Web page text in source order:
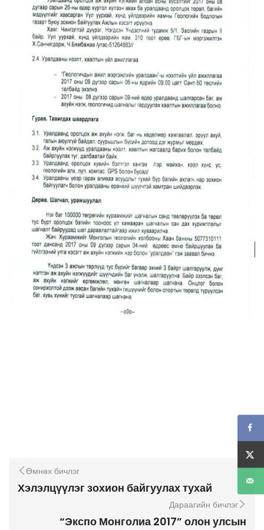
Өмнөх бичлэг
Хэлэлцүүлэг зохион байгуулах тухай
Дараагийн бичлэг
“Экспо Монголиа 2017” олон улсын